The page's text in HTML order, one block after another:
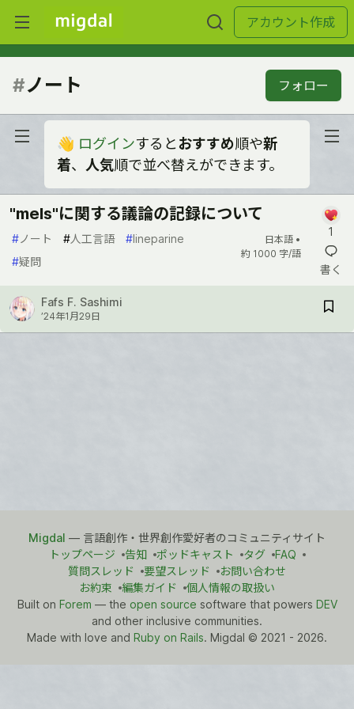
アカウント作成
#ノート フォロー
👋 ログインするとおすすめ順や新
着、 人気順で並べ替えができます。
"mels"に関する議論の記録について
#ノート #人工言語 #lineparine
#疑問
日本語 •
約 1000 字/語
1
書く
Fafs F. Sashimi
’24年1月29日
Migdal — 言語創作・世界創作愛好者のコミュニティサイト
トップページ
告知 ポッドキャスト タグ
FAQ
質問スレッド
要望スレッド
お問い合わせ
お約束
編集ガイド
個人情報の取扱い
Built on Forem — the open source software that powers DEV
and other inclusive communities.
Made with love and Ruby on Rails. Migdal © 2021 - 2026.